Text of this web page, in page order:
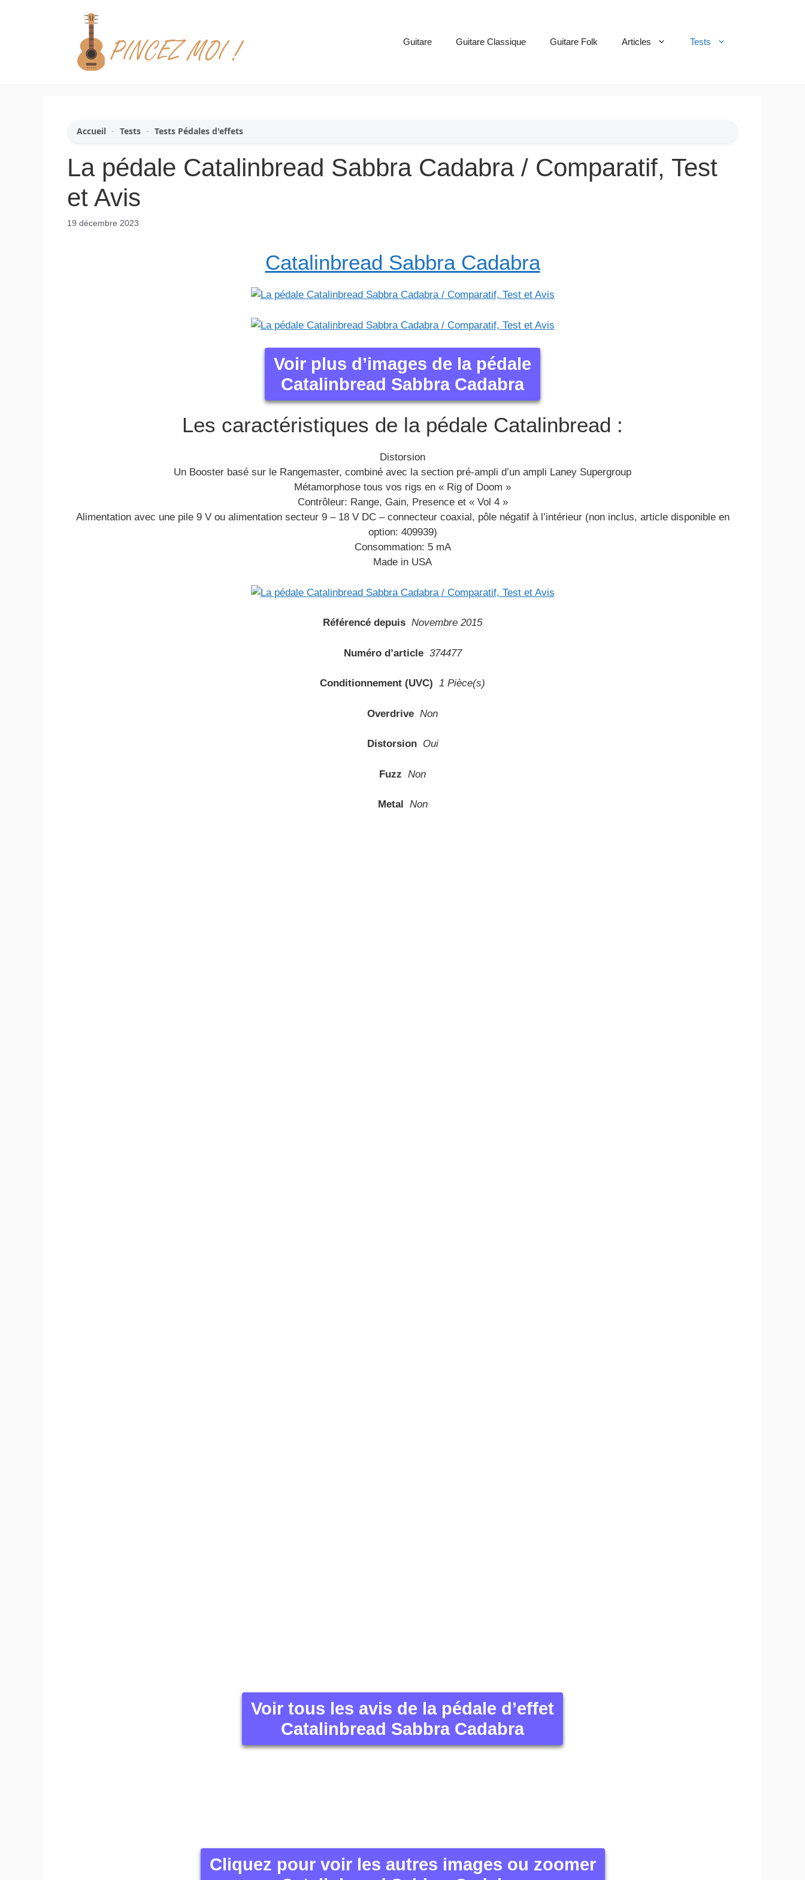
Guitare Guitare Classique Guitare Folk Articles Tests
Accueil - Tests - Tests Pédales d'effets
La pédale Catalinbread Sabbra Cadabra / Comparatif, Test
et Avis
19 décembre 2023
Catalinbread Sabbra Cadabra
Voir plus d’images de la pédale
Catalinbread Sabbra Cadabra
Les caractéristiques de la pédale Catalinbread :
Distorsion
Un Booster basé sur le Rangemaster, combiné avec la section pré-ampli d’un ampli Laney Supergroup
Métamorphose tous vos rigs en « Rig of Doom »
Contrôleur: Range, Gain, Presence et « Vol 4 »
Alimentation avec une pile 9 V ou alimentation secteur 9 – 18 V DC – connecteur coaxial, pôle négatif à l’intérieur (non inclus, article disponible en
option: 409939)
Consommation: 5 mA
Made in USA
Référencé depuis Novembre 2015
Numéro d’article 374477
Conditionnement (UVC) 1 Pièce(s)
Overdrive Non
Distorsion Oui
Fuzz Non
Metal Non
Voir tous les avis de la pédale d’effet
Catalinbread Sabbra Cadabra
Cliquez pour voir les autres images ou zoomer